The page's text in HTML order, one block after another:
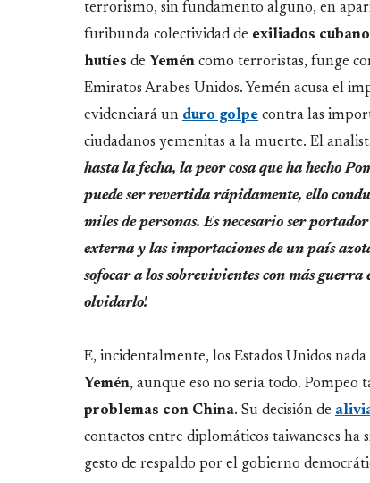
terrorismo, sin fundamento alguno, en
furibunda colectividad de exiliados
hutíes de Yemén como terroristas, funge
Emiratos Arabes Unidos. Yemén acusa el
evidenciará un duro golpe contra las
ciudadanos yemenitas a la muerte. El
hasta la fecha, la peor cosa que ha hecho
puede ser revertida rápidamente, ello
miles de personas. Es necesario ser
externa y las importaciones de un país
sofocar a los sobrevivientes con más guerra
olvidarlo'.
E, incidentalmente, los Estados Unidos
Yemén, aunque eso no sería todo.
problemas con China. Su decisión de
contactos entre diplomáticos taiwaneses
gesto de respaldo por el gobierno